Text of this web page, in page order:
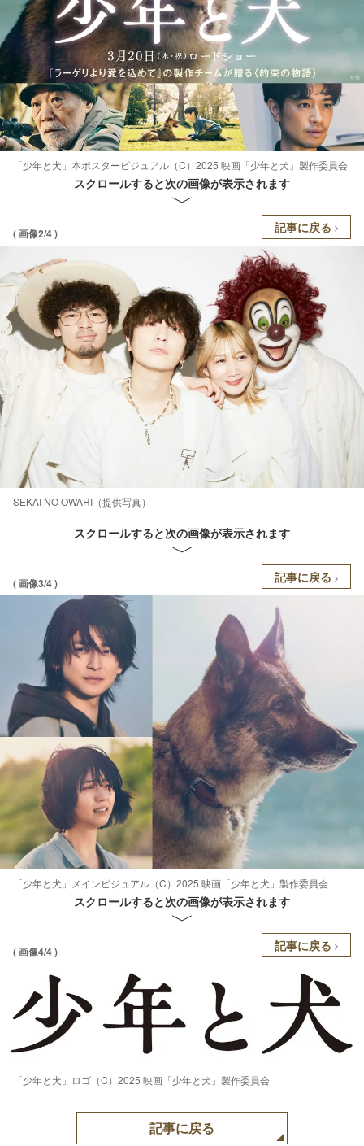
「少年と犬」本ポスタービジュアル（C）2025 映画「少年と犬」製作委員会
スクロールすると次の画像が表示されます
( 画像2/4 ) 記事に戻る
SEKAI NO OWARI（提供写真）
スクロールすると次の画像が表示されます
( 画像3/4 ) 記事に戻る
「少年と犬」メインビジュアル（C）2025 映画「少年と犬」製作委員会
スクロールすると次の画像が表示されます
( 画像4/4 ) 記事に戻る
「少年と犬」ロゴ（C）2025 映画「少年と犬」製作委員会
記事に戻る